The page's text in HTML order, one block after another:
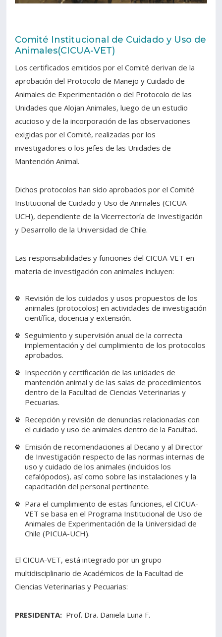
Académicos Egresados
Comité Institucional de Cuidado y Uso de
Animales(CICUA-VET)
Los certificados emitidos por el Comité derivan de la
aprobación del Protocolo de Manejo y Cuidado de
Animales de Experimentación o del Protocolo de las
Unidades que Alojan Animales, luego de un estudio
acucioso y de la incorporación de las observaciones
exigidas por el Comité, realizadas por los
investigadores o los jefes de las Unidades de
Mantención Animal.
Dichos protocolos han sido aprobados por el Comité
Institucional de Cuidado y Uso de Animales (CICUA-
UCH), dependiente de la Vicerrectoría de Investigación
y Desarrollo de la Universidad de Chile.
Las responsabilidades y funciones del CICUA-VET en
materia de investigación con animales incluyen:
Revisión de los cuidados y usos propuestos de los
animales (protocolos) en actividades de investigación
científica, docencia y extensión.
Seguimiento y supervisión anual de la correcta
implementación y del cumplimiento de los protocolos
aprobados.
Inspección y certificación de las unidades de
mantención animal y de las salas de procedimientos
dentro de la Facultad de Ciencias Veterinarias y
Pecuarias.
Recepción y revisión de denuncias relacionadas con
el cuidado y uso de animales dentro de la Facultad.
Emisión de recomendaciones al Decano y al Director
de Investigación respecto de las normas internas de
uso y cuidado de los animales (incluidos los
cefalópodos), así como sobre las instalaciones y la
capacitación del personal pertinente.
Para el cumplimiento de estas funciones, el CICUA-
VET se basa en el Programa Institucional de Uso de
Animales de Experimentación de la Universidad de
Chile (PICUA-UCH).
El CICUA-VET, está integrado por un grupo
multidisciplinario de Académicos de la Facultad de
Ciencias Veterinarias y Pecuarias:
PRESIDENTA: Prof. Dra. Daniela Luna F.